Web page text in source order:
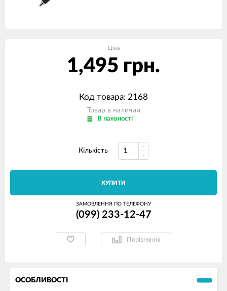
Ціна
1,495 грн.
Код товара: 2168
Товар в наличии
В наявності
Кількість
КУПИТИ
ЗАМОВЛЕННЯ ПО ТЕЛЕФОНУ
(099) 233-12-47
Порівняння
ОСОБЛИВОСТІ